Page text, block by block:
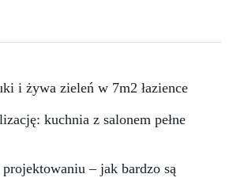
i żywa zieleń w 7m2 łazience
kuchnia z salonem pełne
– jak bardzo są